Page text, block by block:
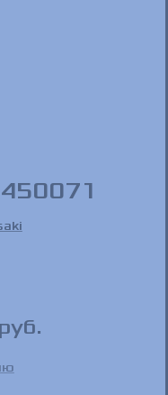
руб.